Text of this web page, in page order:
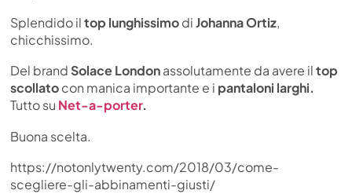
Splendido iltop lunghissimodiJohanna Ortiz,
chicchissimo.
Del brand Solace Londonassolutamente da avere iltop
scollatocon manica importante e i pantaloni larghi.
Tutto su Net-a-porter.
Buona scelta.
https://notonlytwenty.com/2018/03/come-
scegliere-gli-abbinamenti-giusti/